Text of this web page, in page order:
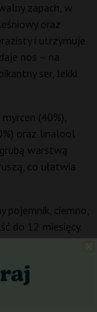
zapach, w
oraz
i utrzymuje
nos – na
ser, lekki
(40%),
oraz linalool
warstwą
co ułatwia
pojemnik, ciemno,
do 12 miesięcy.
osiąga 0,02%,